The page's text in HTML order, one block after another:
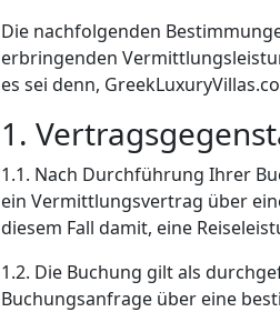
Die nachfolgenden
erbringenden
es sei denn,
1.
1.1. Nach Durchführung Ihrer
ein Vermittlungsvertrag über
diesem Fall damit, eine
1.2. Die Buchung gilt als
Buchungsanfrage über eine